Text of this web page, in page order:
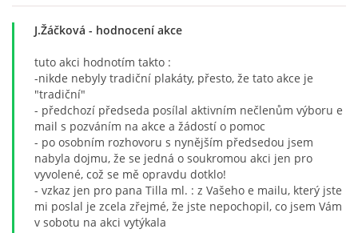
J.Žáčková - hodnocení akce
tuto akci hodnotím takto :
-nikde nebyly tradiční plakáty, přesto, že tato akce je
"tradiční"
- předchozí předseda posílal aktivním nečlenům výboru e
mail s pozváním na akce a žádostí o pomoc
- po osobním rozhovoru s nynějším předsedou jsem
nabyla dojmu, že se jedná o soukromou akci jen pro
vyvolené, což se mě opravdu dotklo!
- vzkaz jen pro pana Tilla ml. : z Vašeho e mailu, který jste
mi poslal je zcela zřejmé, že jste nepochopil, co jsem Vám
v sobotu na akci vytýkala